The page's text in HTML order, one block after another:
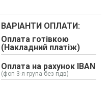
ВАРІАНТИ ОПЛАТИ:
Оплата готівкою
(Накладний платіж)
Оплата на рахунок IBAN
(фоп 3-я група без пдв)